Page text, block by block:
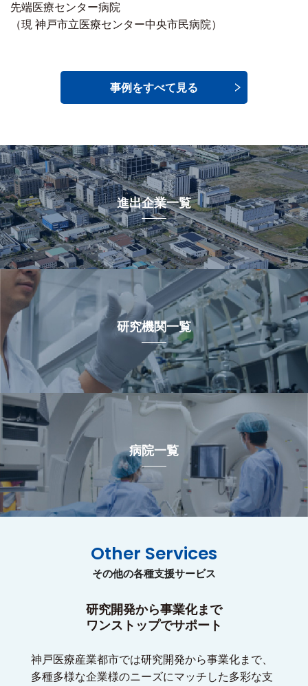
先端医療センター病院
（現 神戸市立医療センター中央市民病院）
事例をすべて見る
進出企業一覧
研究機関一覧
病院一覧
Other Services
その他の各種支援サービス
研究開発から事業化まで
ワンストップでサポート
神戸医療産業都市では研究開発から事業化まで、
多種多様な企業様のニーズにマッチした多彩な支